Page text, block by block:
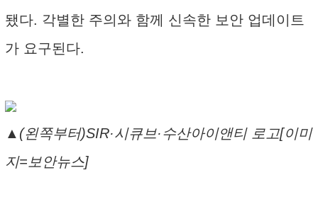
됐다. 각별한 주의와 함께 신속한 보안 업데이트
가 요구된다.
▲(왼쪽부터)SIR·시큐브·수산아이앤티 로고[이미
지=보안뉴스]